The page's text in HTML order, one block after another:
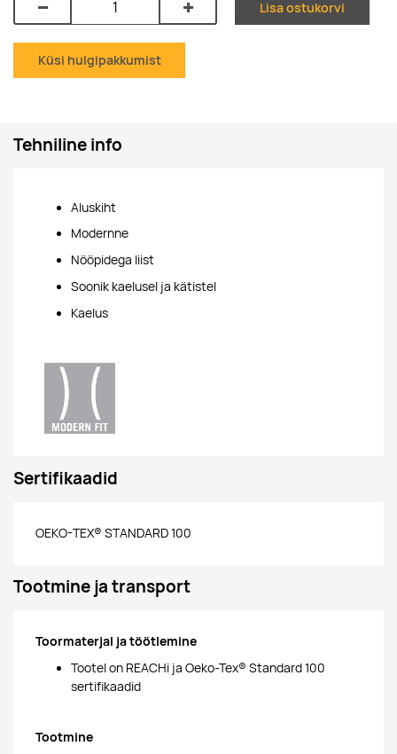
Lisa ostukorvi
Küsi hulgipakkumist
Tehniline info
Aluskiht
Modernne
Nööpidega liist
Soonik kaelusel ja kätistel
Kaelus
Sertifikaadid
OEKO-TEX® STANDARD 100
Tootmine ja transport
Toormaterjal ja töötlemine
Tootel on REACHi ja Oeko-Tex® Standard 100
sertifikaadid
Tootmine